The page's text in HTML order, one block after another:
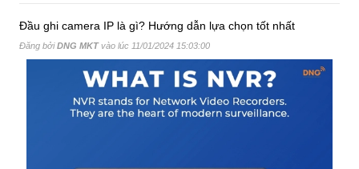
Đầu ghi camera IP là gì? Hướng dẫn lựa chọn tốt nhất
Đăng bởiDNG MKTvào lúc 11/01/2024 15:03:00